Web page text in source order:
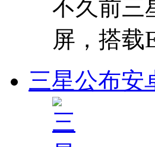
不久前三
屏，搭载
三星公布安